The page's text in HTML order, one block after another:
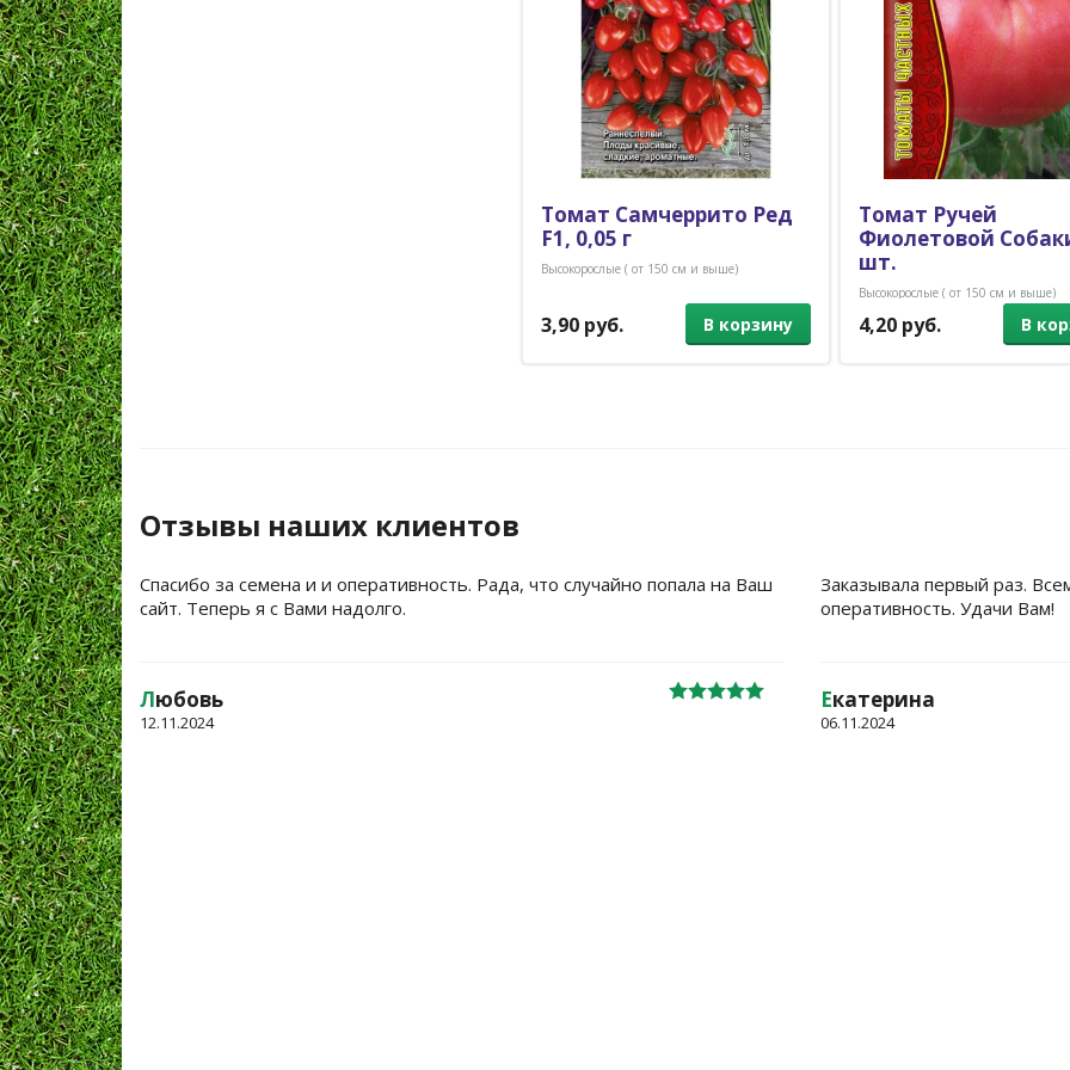
Томат Самчеррито Ред
F1, 0,05 г
Высокорослые ( от 150 см и выше)
3,90 руб. В корзину
Томат Ручей
Фиолетовой
шт.
Высокорослые ( от 150 см и выше)
4,20 руб. В
Отзывы наших клиентов
Спасибо за семена и и оперативность. Рада, что случайно попала на Ваш
сайт. Теперь я с Вами надолго.
Любовь
12.11.2024
Заказывала первый раз.
оперативность. Удачи Вам!
Екатерина
06.11.2024